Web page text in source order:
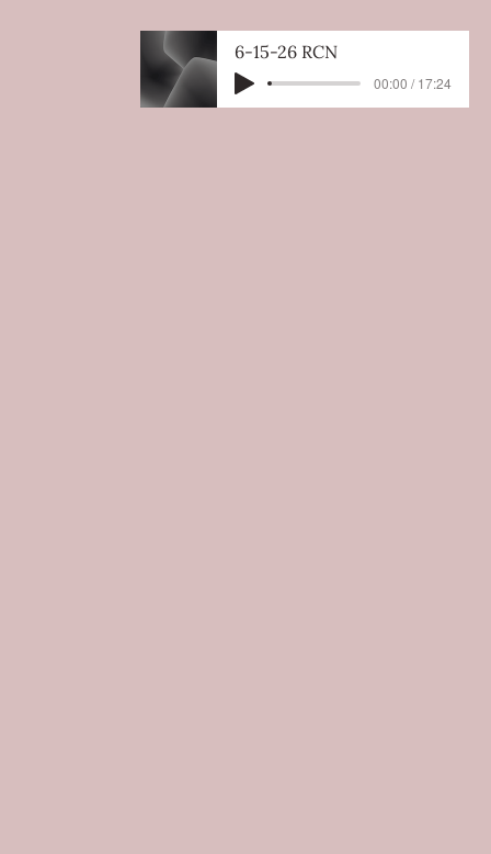
6-15-26 RCN
00:00 / 17:24